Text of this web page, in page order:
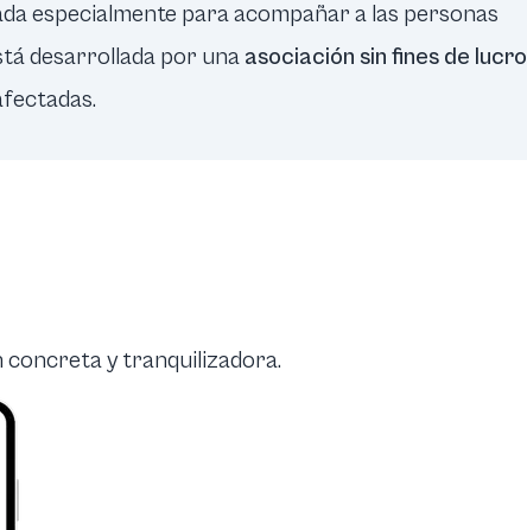
especialmente para acompañar a las personas
desarrollada por una asociación sin fines de lucro
y tranquilizadora.